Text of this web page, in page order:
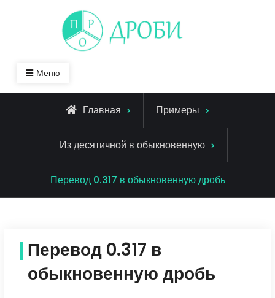
Меню
Главная Примеры
Из десятичной в обыкновенную
Перевод 0.317 в обыкновенную дробь
Перевод 0.317 в
обыкновенную дробь